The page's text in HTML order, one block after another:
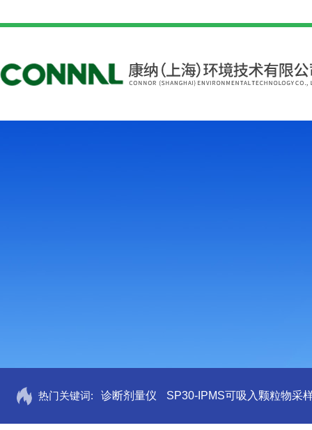
热门关键词: 诊断剂量仪 SP30-IPMS可吸入颗粒物采